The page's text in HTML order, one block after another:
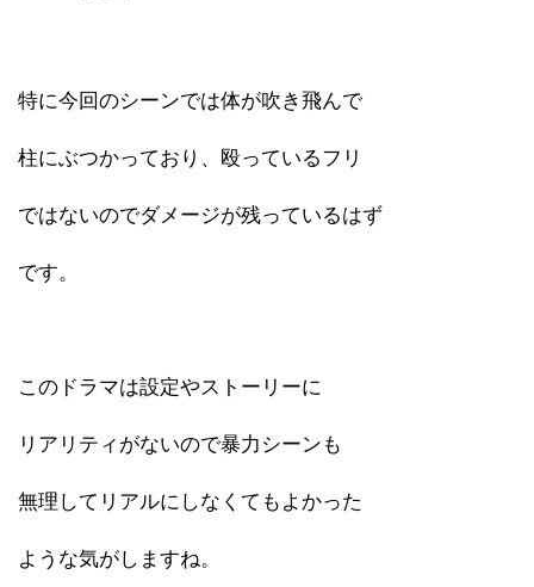
特に今回のシーンでは体が吹き飛んで
柱にぶつかっており、殴っているフリ
ではないのでダメージが残っているはず
です。
このドラマは設定やストーリーに
リアリティがないので暴力シーンも
無理してリアルにしなくてもよかった
ような気がしますね。